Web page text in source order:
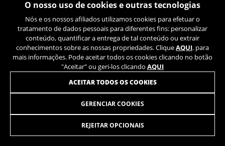
O nosso uso de cookies e outras tecnologias
Nós e os nossos afiliados utilizamos cookies para efetuar o
tratamento de dados pessoais para diferentes fins: personalizar
conteúdo, quantificar a entrega de tal conteúdo ou extrair
conhecimentos sobre as nossas propriedades. CliqueAQUI. para
mais informações. Pode aceitar todos os cookies clicando no botão
"Aceitar" ou geri-los clicando AQUI
GERENCIAR COOKIES
REJEITAR OPCIONAIS
ACEITAR TODOS OS COOKIES
Cookies de desempenho
Utilizamos um rastreamento funcional para
analisar a forma como o nosso site é utilizado.
Estes dados ajudam-nos a identificar erros e a
desenvolver novos designs. Também nos
permite testar a eficácia do nosso site. Além
análise de publicidade e marketing de afiliados.
Cookies usadas:
_ga, _gat, _gid
Os cookies indicados são propriedade da Google, Inc.